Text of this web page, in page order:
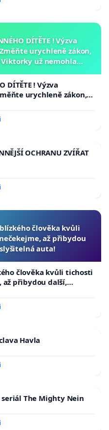
DÍTĚTE ! Výzva
urychleně zákon,
už nemohla
DÍTĚTE ! Výzva
urychleně zákon,
už nemohla opakovat!
OCHRANU ZVÍŘAT
člověka kvůli
až přibydou
auta!
člověka kvůli tichosti
přibydou další,
Havla
The Mighty Nein